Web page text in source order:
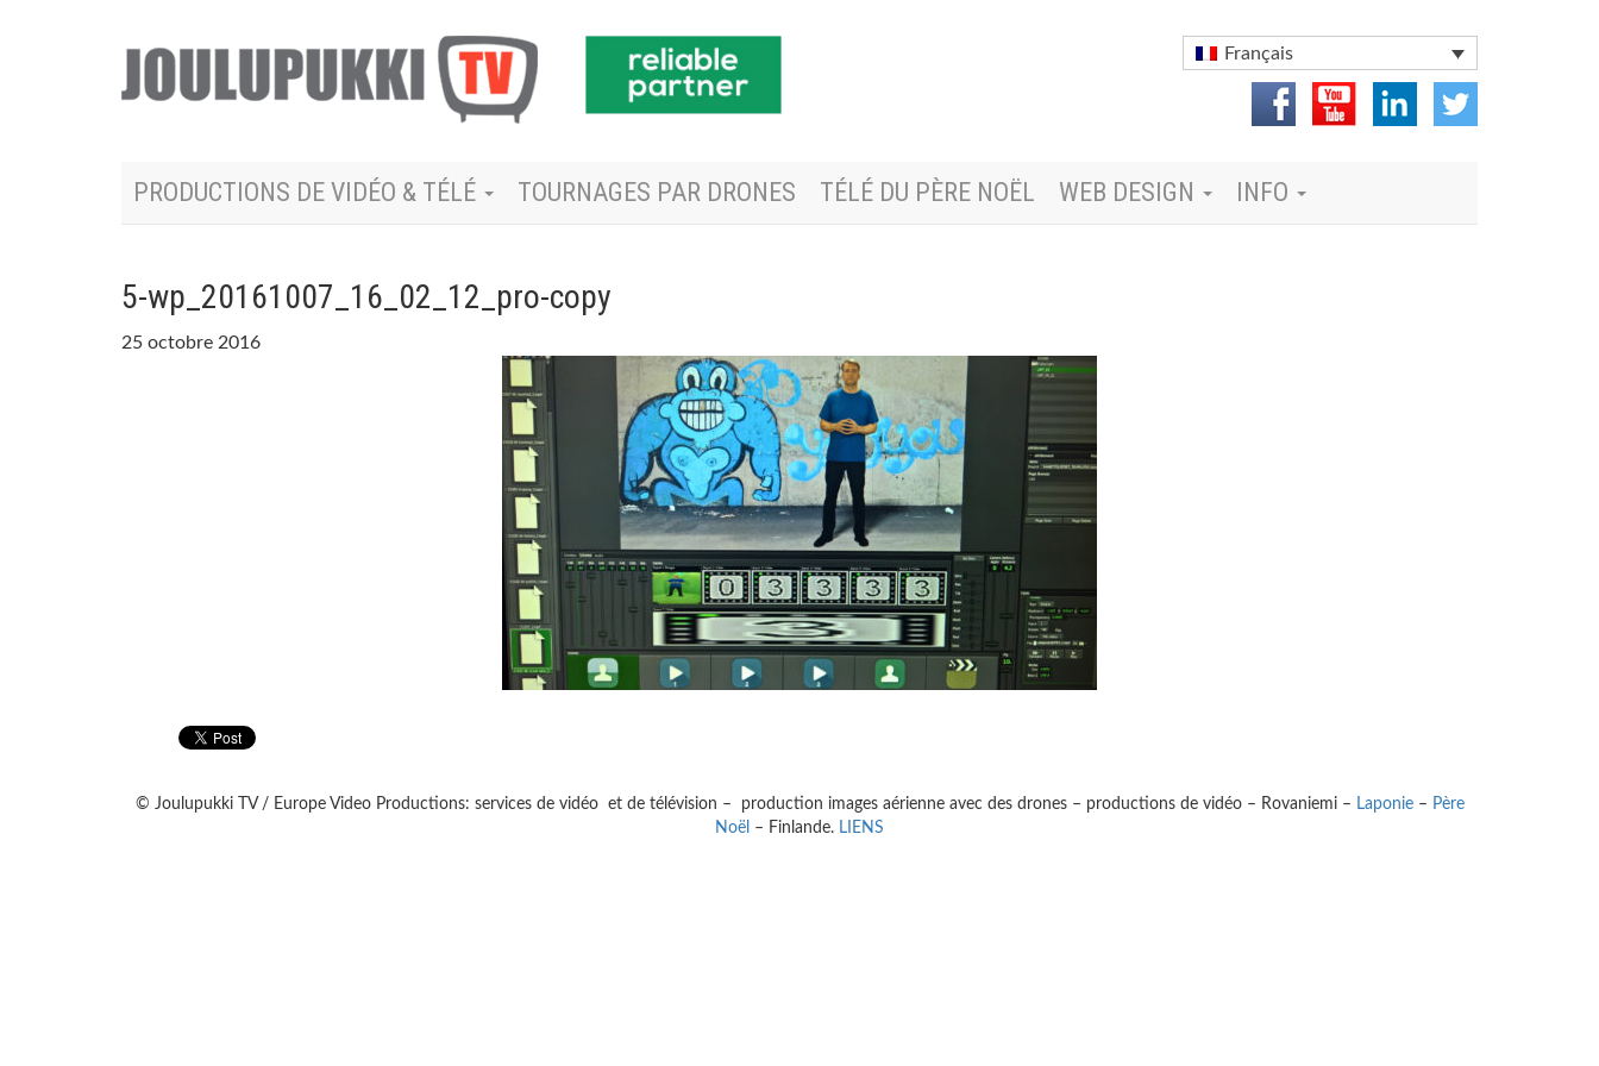
Français
PRODUCTIONS DE VIDÉO & TÉLÉ TOURNAGES PAR DRONES TÉLÉ DU PÈRE NOËL WEB DESIGN INFO
5-wp_20161007_16_02_12_pro-copy
25 octobre 2016
© Joulupukki TV / Europe Video Productions: services de vidéo et de télévision – production images aérienne avec des drones – productions de vidéo – Rovaniemi – Laponie– Père
Noël – Finlande. LIENS